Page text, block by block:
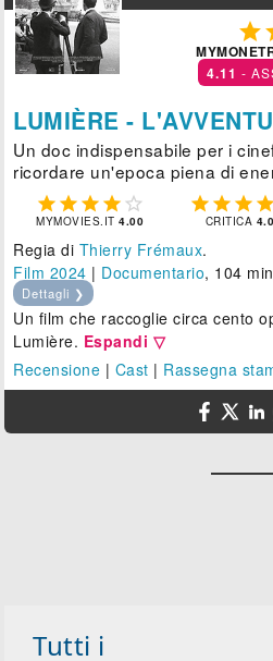

4.11 -
LUMIÈRE -
Un doc indispensabile per i
ricordare un'epoca piena di
    
MYMOVIES.IT4.00
   
CRITICA
Regia di Thierry Frémaux.
Film 2024 | Documentario, 104
Dettagli ❯
Un film che raccoglie circa cento
Lumière. Espandi ▽
Recensione | Cast | Rassegna
Tutti i